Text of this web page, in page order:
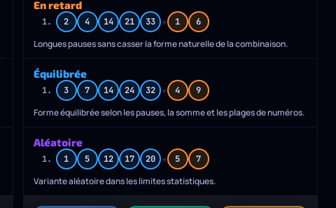
En retard
1. 2 4 14 21 33 + 1 6
Longues pauses sans casser la forme naturelle de la combinaison.
Équilibrée
1. 3 7 14 24 32 + 4 9
Forme équilibrée selon les pauses, la somme et les plages de numéros.
Aléatoire
1. 1 5 12 17 20 + 5 7
Variante aléatoire dans les limites statistiques.